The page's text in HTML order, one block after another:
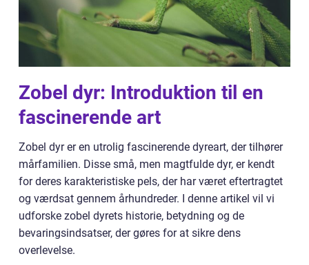
Zobel dyr: Introduktion til en
fascinerende art
Zobel dyr er en utrolig fascinerende dyreart, der tilhører
mårfamilien. Disse små, men magtfulde dyr, er kendt
for deres karakteristiske pels, der har været eftertragtet
og værdsat gennem århundreder. I denne artikel vil vi
udforske zobel dyrets historie, betydning og de
bevaringsindsatser, der gøres for at sikre dens
overlevelse.